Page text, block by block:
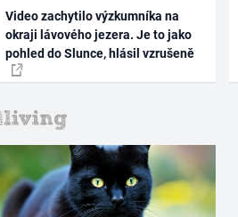
Video zachytilo výzkumníka na
okraji lávového jezera. Je to jako
pohled do Slunce, hlásil vzrušeně